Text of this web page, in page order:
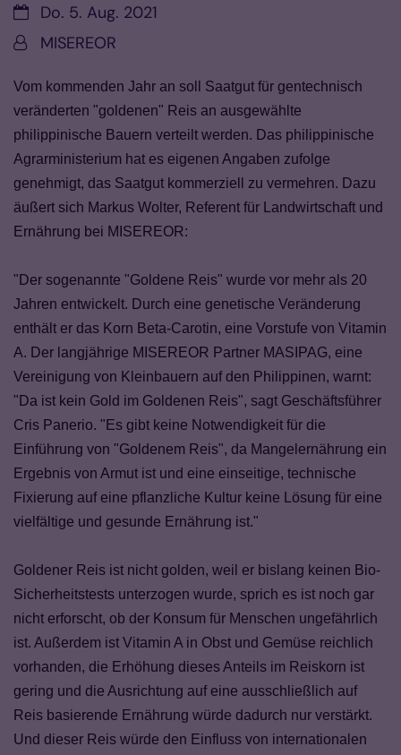
Datum:Do. 5. Aug. 2021
Von:MISEREOR
Vom kommenden Jahr an soll Saatgut für gentechnisch
veränderten "goldenen" Reis an ausgewählte
philippinische Bauern verteilt werden. Das philippinische
Agrarministerium hat es eigenen Angaben zufolge
genehmigt, das Saatgut kommerziell zu vermehren. Dazu
äußert sich Markus Wolter, Referent für Landwirtschaft und
Ernährung bei MISEREOR:
"Der sogenannte "Goldene Reis" wurde vor mehr als 20
Jahren entwickelt. Durch eine genetische Veränderung
enthält er das Korn Beta-Carotin, eine Vorstufe von Vitamin
A. Der langjährige MISEREOR Partner MASIPAG, eine
Vereinigung von Kleinbauern auf den Philippinen, warnt:
"Da ist kein Gold im Goldenen Reis", sagt Geschäftsführer
Cris Panerio. "Es gibt keine Notwendigkeit für die
Einführung von "Goldenem Reis", da Mangelernährung ein
Ergebnis von Armut ist und eine einseitige, technische
Fixierung auf eine pflanzliche Kultur keine Lösung für eine
vielfältige und gesunde Ernährung ist."
Goldener Reis ist nicht golden, weil er bislang keinen Bio-
Sicherheitstests unterzogen wurde, sprich es ist noch gar
nicht erforscht, ob der Konsum für Menschen ungefährlich
ist. Außerdem ist Vitamin A in Obst und Gemüse reichlich
vorhanden, die Erhöhung dieses Anteils im Reiskorn ist
gering und die Ausrichtung auf eine ausschließlich auf
Reis basierende Ernährung würde dadurch nur verstärkt.
Und dieser Reis würde den Einfluss von internationalen